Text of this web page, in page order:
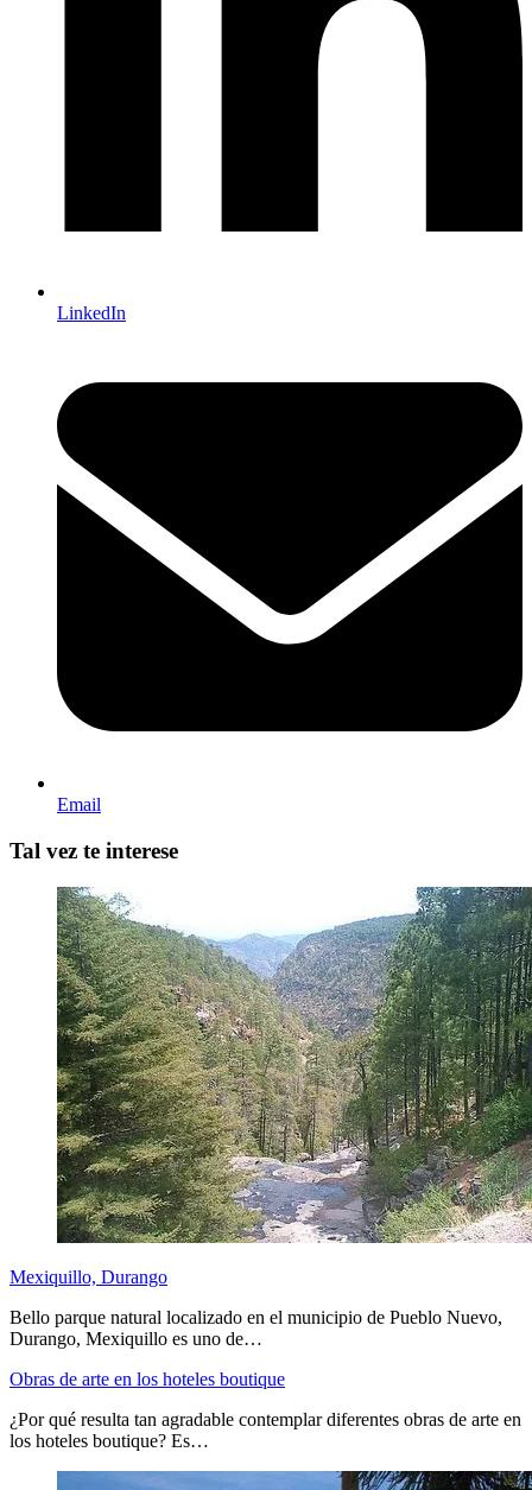
LinkedIn
Email
Tal vez te interese
Mexiquillo, Durango
Bello parque natural localizado en el municipio de Pueblo Nuevo,
Durango, Mexiquillo es uno de…
Obras de arte en los hoteles boutique
¿Por qué resulta tan agradable contemplar diferentes obras de arte en
los hoteles boutique? Es…